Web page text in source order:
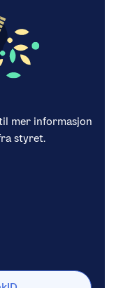
mer informasjon
styret.